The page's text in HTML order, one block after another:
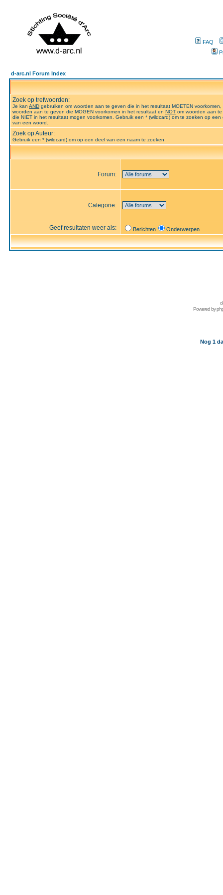
FAQ
d-arc.nl Forum Index
Zoek op trefwoorden:
Je kan AND gebruiken om woorden aan te geven die in het resultaat MOETEN voorkomen,
woorden aan te geven die MOGEN voorkomen in het resultaat en NOT om woorden aan
die NIET in het resultaat mogen voorkomen. Gebruik een * (wildcard) om te zoeken op een
van een woord.
Zoek op Auteur:
Gebruik een * (wildcard) om op een deel van een naam te zoeken
Forum:
Categorie:
Geef resultaten weer als: Berichten Onderwerpen
Powered by
Nog 1